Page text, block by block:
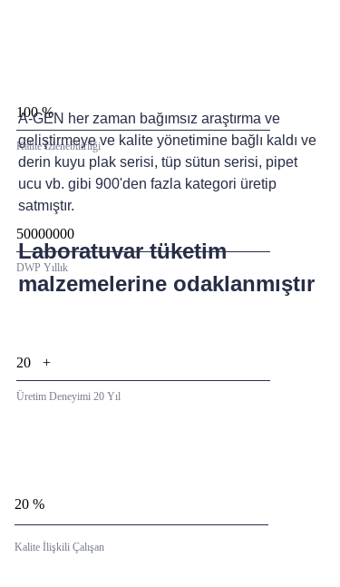
100 %
50000000
20
20 %
+
Kalite İzlenebilirliği
DWP Yıllık
Üretim Deneyimi 20 Yıl
Kalite İlişkili Çalışan
A-GEN her zaman bağımsız araştırma ve
geliştirmeye ve kalite yönetimine bağlı kaldı ve
derin kuyu plak serisi, tüp sütun serisi, pipet
ucu vb. gibi 900'den fazla kategori üretip
satmıştır.
Laboratuvartüketim
malzemelerine odaklanmıştır